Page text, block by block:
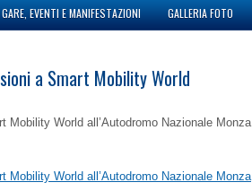
GARE, EVENTI E MANIFESTAZIONI GALLERIA FOTO
a Smart Mobility World
Mobility World all’Autodromo Nazionale Monza
Mobility World all’Autodromo Nazionale Monza